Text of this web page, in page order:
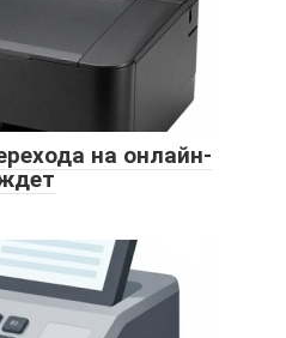
на онлайн-